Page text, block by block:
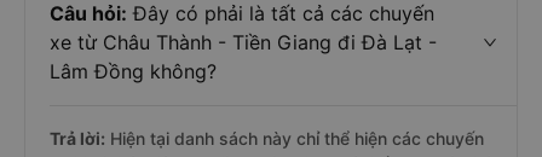
Câu hỏi: Đây có phải là tất cả các chuyến
xe từ Châu Thành - Tiền Giang đi Đà Lạt -
Lâm Đồng không?
Trả lời: Hiện tại danh sách này chỉ thể hiện các chuyến